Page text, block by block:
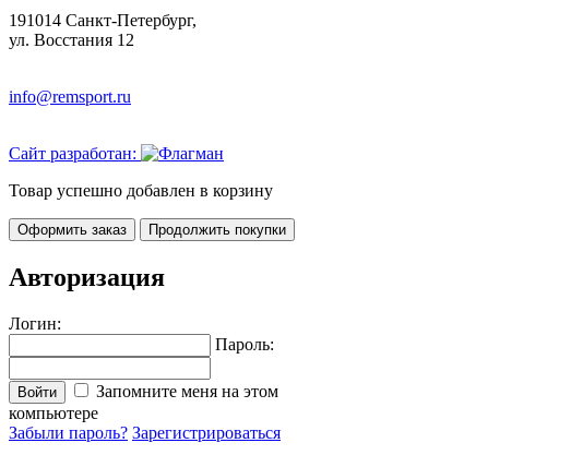
191014 Санкт-Петербург,
ул. Восстания 12
info@remsport.ru
Сайт разработан:
Товар успешно добавлен в корзину
Оформить заказ Продолжить покупки
Авторизация
Логин:
Пароль:
Войти
Запомните меня на этом
компьютере
Забыли пароль? Зарегистрироваться